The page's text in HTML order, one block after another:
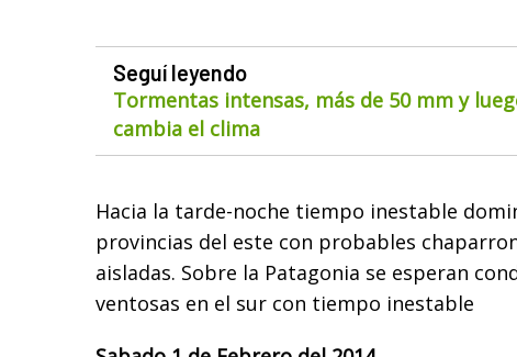
Seguí leyendo
Tormentas intensas, más de 50 mm y
cambia el clima
Hacia la tarde-noche tiempo inestable
provincias del este con probables
aisladas. Sobre la Patagonia se esperan
ventosas en el sur con tiempo inestable